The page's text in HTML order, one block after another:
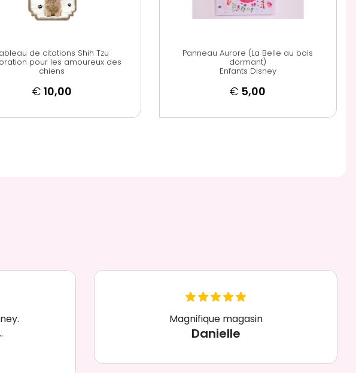
de citations Shih Tzu
pour les amoureux des
chiens
€ 10,00
Panneau Aurore (La Belle au bois
dormant)
Enfants Disney
€ 5,00
Magnifique magasin
Danielle